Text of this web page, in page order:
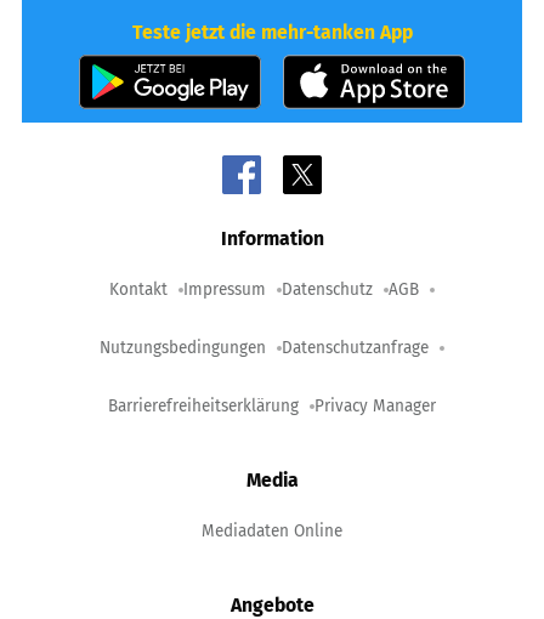
Teste jetzt die mehr-tanken App
Information
Kontakt Impressum Datenschutz AGB
Nutzungsbedingungen Datenschutzanfrage
Barrierefreiheitserklärung Privacy Manager
Media
Mediadaten Online
Angebote